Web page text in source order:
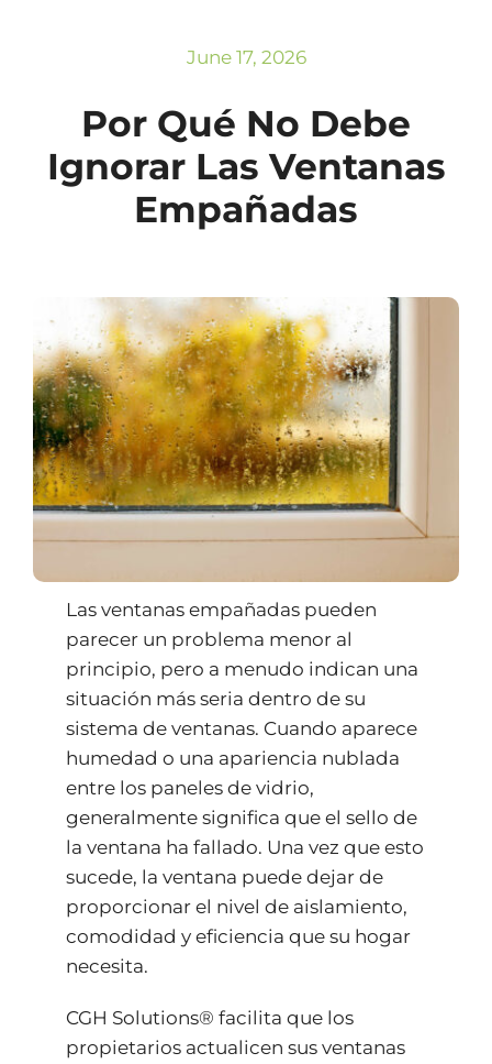
June 17, 2026
Por Qué No Debe
Ignorar Las Ventanas
Empañadas
Las ventanas empañadas pueden
parecer un problema menor al
principio, pero a menudo indican una
situación más seria dentro de su
sistema de ventanas. Cuando aparece
humedad o una apariencia nublada
entre los paneles de vidrio,
generalmente significa que el sello de
la ventana ha fallado. Una vez que esto
sucede, la ventana puede dejar de
proporcionar el nivel de aislamiento,
comodidad y eficiencia que su hogar
necesita.
CGH Solutions® facilita que los
propietarios actualicen sus ventanas